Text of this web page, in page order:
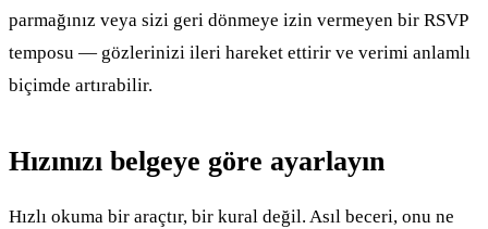
parmağınız veya sizi geri dönmeye izin vermeyen bir RSVP
temposu — gözlerinizi ileri hareket ettirir ve verimi anlamlı
biçimde artırabilir.
Hızınızı belgeye göre ayarlayın
Hızlı okuma bir araçtır, bir kural değil. Asıl beceri, onu ne